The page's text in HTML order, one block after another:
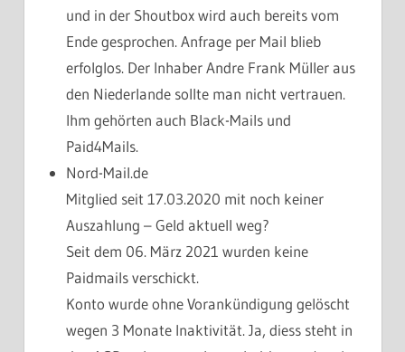
und in der Shoutbox wird auch bereits vom
Ende gesprochen. Anfrage per Mail blieb
erfolglos. Der Inhaber Andre Frank Müller aus
den Niederlande sollte man nicht vertrauen.
Ihm gehörten auch Black-Mails und
Paid4Mails.
Nord-Mail.de
Mitglied seit 17.03.2020 mit noch keiner
Auszahlung – Geld aktuell weg?
Seit dem 06. März 2021 wurden keine
Paidmails verschickt.
Konto wurde ohne Vorankündigung gelöscht
wegen 3 Monate Inaktivität. Ja, diess steht in